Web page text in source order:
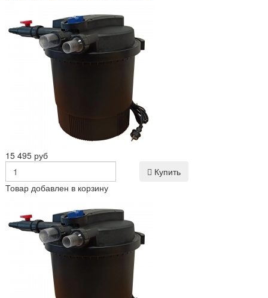
15 495 руб
Купить
Товар добавлен в корзину